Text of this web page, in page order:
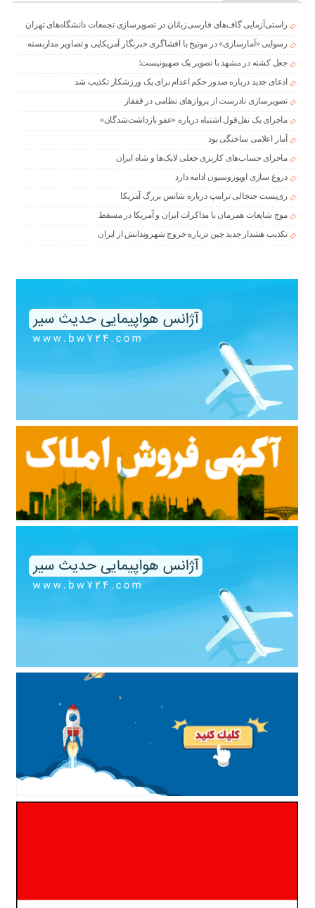
راستی‌آزمایی گاف‌های فارسی‌زبانان در تصویرسازی تجمعات دانشگاه‌های تهران
رسوایی «آمارسازی» در مونیخ با افشاگری خبرنگار آمریکایی و تصاویر مداربسته
جعل کشته در مشهد با تصویر یک صهیونیست؛
ادعای جدید درباره صدور حکم اعدام برای یک ورزشکار تکذیب شد
تصویرسازی نادرست از پروازهای نظامی در قفقاز
ماجرای یک نقل‌قول اشتباه درباره «عفو بازداشت‌شدگان»
آمار اعلامی ساختگی بود
ماجرای حساب‌های کاربری جعلی لایک‌ها و شاه ایران
دروغ سازی اوپوزوسیون ادامه دارد
ری‌پست جنجالی ترامپ درباره شانس بزرگ آمریکا
موج شایعات همزمان با مذاکرات ایران و آمریکا در مسقط
تکذیب هشدار جدید چین درباره خروج شهروندانش از ایران